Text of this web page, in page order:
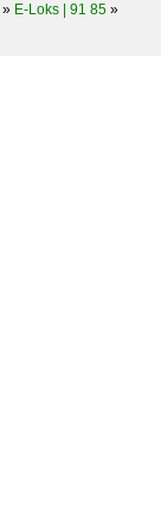
» E-Loks | 91 85 »